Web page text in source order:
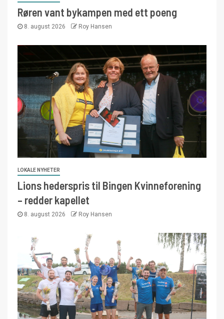
Røren vant bykampen med ett poeng
8. august 2026 Roy Hansen
LOKALE NYHETER
Lions hederspris til Bingen Kvinneforening
– redder kapellet
8. august 2026 Roy Hansen